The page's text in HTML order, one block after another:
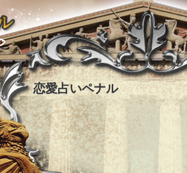
恋愛占いペナル